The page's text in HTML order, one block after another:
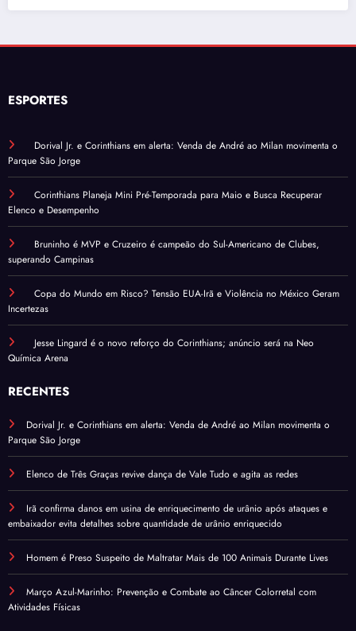
ESPORTES
Dorival Jr. e Corinthians em alerta: Venda de André ao Milan movimenta o
Parque São Jorge
Corinthians Planeja Mini Pré-Temporada para Maio e Busca Recuperar
Elenco e Desempenho
Bruninho é MVP e Cruzeiro é campeão do Sul-Americano de Clubes,
superando Campinas
Copa do Mundo em Risco? Tensão EUA-Irã e Violência no México Geram
Incertezas
Jesse Lingard é o novo reforço do Corinthians; anúncio será na Neo
Química Arena
RECENTES
Dorival Jr. e Corinthians em alerta: Venda de André ao Milan movimenta o
Parque São Jorge
Elenco de Três Graças revive dança de Vale Tudo e agita as redes
Irã confirma danos em usina de enriquecimento de urânio após ataques e
embaixador evita detalhes sobre quantidade de urânio enriquecido
Homem é Preso Suspeito de Maltratar Mais de 100 Animais Durante Lives
Março Azul-Marinho: Prevenção e Combate ao Câncer Colorretal com
Atividades Físicas